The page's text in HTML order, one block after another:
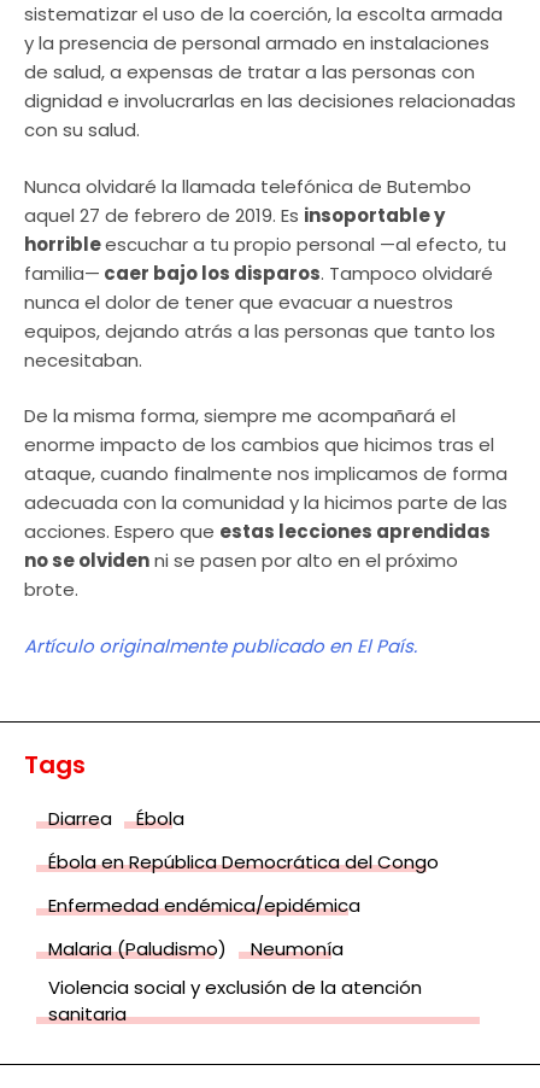
sistematizar el uso de la coerción, la escolta armada
y la presencia de personal armado en instalaciones
de salud, a expensas de tratar a las personas con
dignidad e involucrarlas en las decisiones relacionadas
con su salud.
Nunca olvidaré la llamada telefónica de Butembo
aquel 27 de febrero de 2019. Es insoportable y
horribleescuchar a tu propio personal —al efecto, tu
familia— caer bajo los disparos. Tampoco olvidaré
nunca el dolor de tener que evacuar a nuestros
equipos, dejando atrás a las personas que tanto los
necesitaban.
De la misma forma, siempre me acompañará el
enorme impacto de los cambios que hicimos tras el
ataque, cuando finalmente nos implicamos de forma
adecuada con la comunidad y la hicimos parte de las
acciones. Espero que estas lecciones aprendidas
no se olvidenni se pasen por alto en el próximo
brote.
Artículo originalmente publicado en El País.
Tags
Diarrea
Ébola
Ébola en República Democrática del Congo
Enfermedad endémica/epidémica
Malaria (Paludismo)
Neumonía
Violencia social y exclusión de la atención
sanitaria